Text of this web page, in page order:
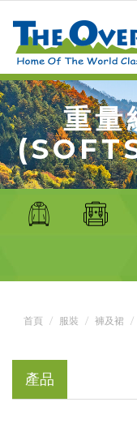
重量
首頁 服裝 褲及裙
產品